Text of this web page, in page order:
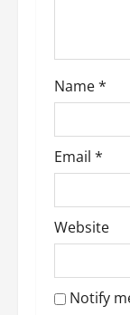
o
n
Name*
Email *
Website
Notify